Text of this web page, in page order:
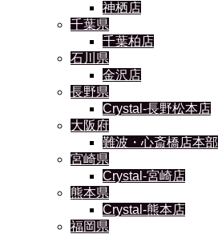
神栖店
千葉県
千葉柏店
石川県
金沢店
長野県
Crystal-長野松本店
大阪府
難波・心斎橋店本部
宮崎県
Crystal-宮崎店
熊本県
Crystal-熊本店
福岡県